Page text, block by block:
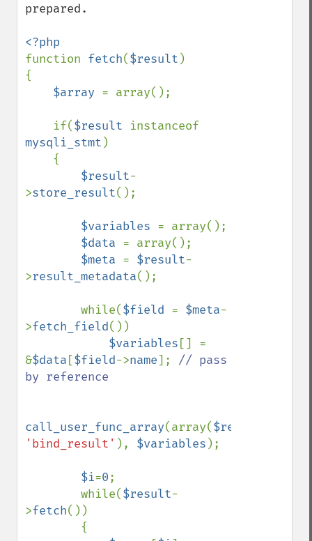
prepared.
function fetch($result )
{
$array = array();
    if(
$result
mysqli_stmt )
$result-
>store_result();
$variables = array();
$data = array();
$meta = $result-
>result_metadata();
        while(
$field = $meta-
>fetch_field())
$variables [] =
&$data [$field->name]; // pass
by reference
call_user_func_array(array($result
'bind_result' ), $variables );
$i=0;
        while(
$result-
>fetch())